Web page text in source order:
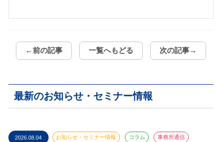
←前の記事 一覧へもどる 次の記事→
最新のお知らせ・セミナー情報
2026.08.04 お知らせ・セミナー情報 コラム 事務所通信